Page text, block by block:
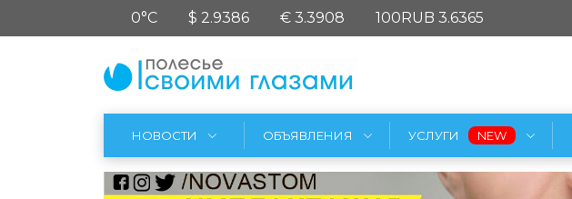
0°C $ 2.9386 € 3.3908 100RUB 3.6365
НОВОСТИ ОБЪЯВЛЕНИЯ УСЛУГИ